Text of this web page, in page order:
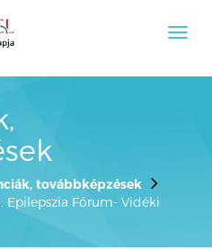
továbbképzések
Epilepszia Fórum- Vidéki